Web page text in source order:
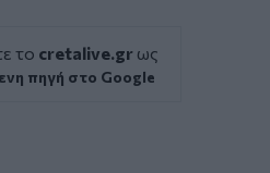
το cretalive.gr ως
πηγή στο Google